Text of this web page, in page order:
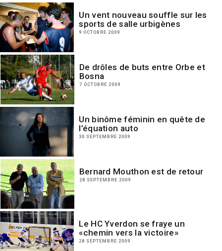
Un vent nouveau souffle sur les
sports de salle urbigènes
9 OCTOBRE 2009
De drôles de buts entre Orbe et
Bosna
7 OCTOBRE 2009
Un binôme féminin en quête de
l’équation auto
30 SEPTEMBRE 2009
Bernard Mouthon est de retour
28 SEPTEMBRE 2009
Le HC Yverdon se fraye un
«chemin vers la victoire»
28 SEPTEMBRE 2009